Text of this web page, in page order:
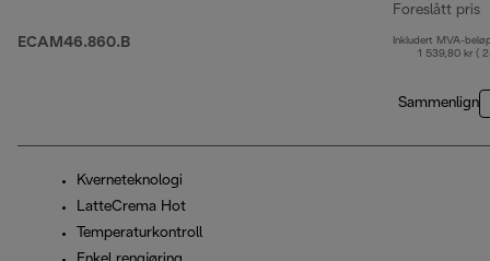
ECAM46.860.B
Foreslått pris
Inkludert MVA-
1 539,80 kr (
Sammenlign
Kverneteknologi
LatteCrema Hot
Temperaturkontroll